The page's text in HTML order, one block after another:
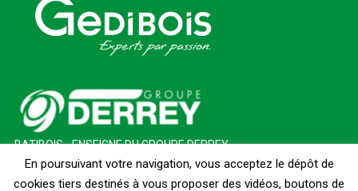
BATIBOIS - ENSEIGNE DU GROUPE DERREY
En poursuivant votre navigation, vous acceptez le dépôt de
cookies tiers destinés à vous proposer des vidéos, boutons de